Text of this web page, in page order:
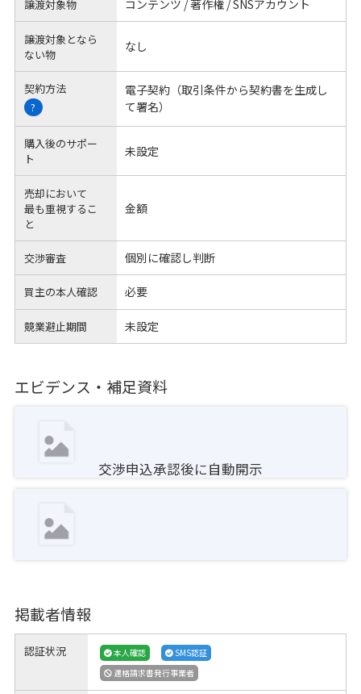
譲渡対象物 コンテンツ / 著作権 / SNSアカウント
譲渡対象となら
ない物
なし
契約方法
?
電子契約（取引条件から契約書を生成し
て署名）
購入後のサポー
ト
未設定
売却において
最も重視するこ
と
金額
交渉審査 個別に確認し判断
買主の本人確認 必要
競業避止期間 未設定
エビデンス・補足資料
交渉申込承認後に自動開示
掲載者情報
認証状況 本人確認
SMS認証
適格請求書発行事業者